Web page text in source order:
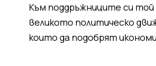
Към поддръжниците си той
великото политическо
които да подобрят